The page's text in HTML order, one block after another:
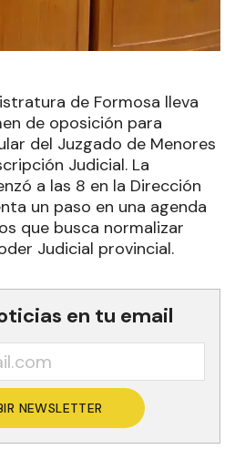
de Formosa lleva
de oposición para
del Juzgado de Menores
Judicial. La
a las 8 en la Dirección
un paso en una agenda
que busca normalizar
Judicial provincial.
en tu email
NEWSLETTER